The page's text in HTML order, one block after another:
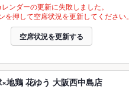
レンダーの更新に失敗しました。
を押して空席状況を更新してください。
空席状況を更新する
地鶏 花ゆう 大阪西中島店